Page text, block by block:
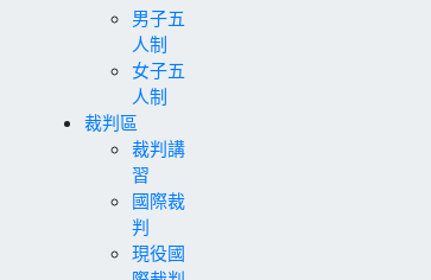
男子五
人制
女子五
人制
裁判區
裁判講
習
國際裁
判
現役國